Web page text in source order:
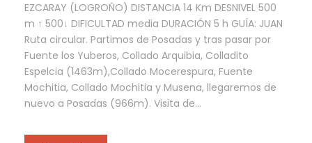
EZCARAY (LOGROÑO) DISTANCIA 14 Km DESNIVEL 500
m ↑ 500↓ DIFICULTAD media DURACIÓN 5 h GUÍA: JUAN
Ruta circular. Partimos de Posadas y tras pasar por
Fuente los Yuberos, Collado Arquibia, Colladito
Espelcia (1463m),Collado Mocerespura, Fuente
Mochitia, Collado Mochitia y Musena, llegaremos de
nuevo a Posadas (966m). Visita de...